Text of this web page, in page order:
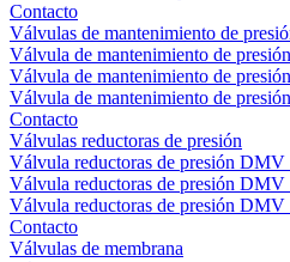
Contacto
Válvulas de mantenimiento de
Válvula de mantenimiento de
Válvula de mantenimiento de
Válvula de mantenimiento de
Contacto
Válvulas reductoras de presión
Válvula reductoras de presión DMV
Válvula reductoras de presión DMV
Válvula reductoras de presión DMV
Contacto
Válvulas de membrana